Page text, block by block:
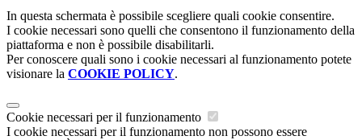
In questa schermata è possibile scegliere quali cookie consentire.
I cookie necessari sono quelli che consentono il funzionamento della
piattaforma e non è possibile disabilitarli.
Per conoscere quali sono i cookie necessari al funzionamento potete
visionare la COOKIE POLICY.
Cookie necessari per il funzionamento
I cookie necessari per il funzionamento non possono essere